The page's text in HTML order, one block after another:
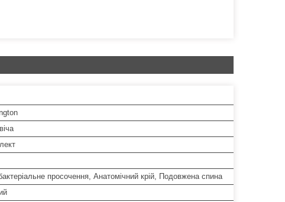
просочення, Анатомічний крій, Подовжена спина